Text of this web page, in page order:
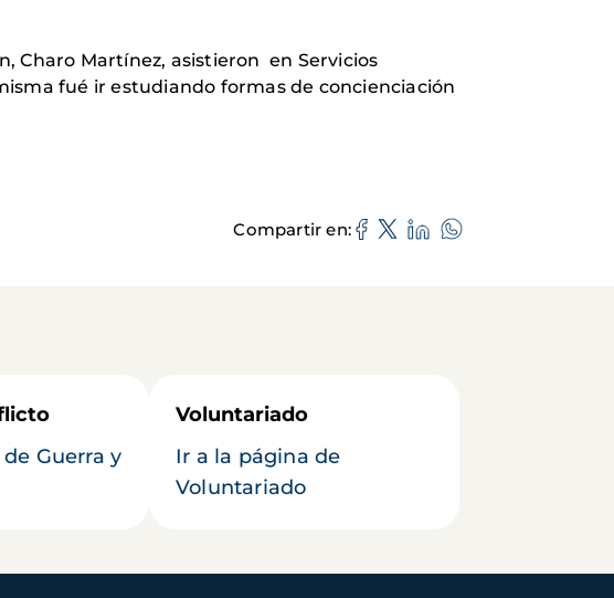
Charo Martínez, asistieron en Servicios
fué ir estudiando formas de concienciación
Compartir en
Guerra y
Voluntariado
Ir a la página de
Voluntariado